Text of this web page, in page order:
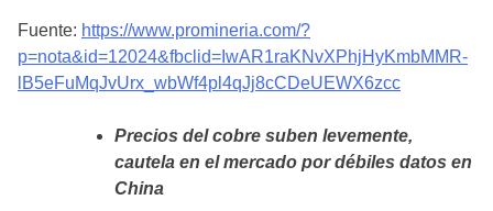
Fuente: https://www.promineria.com/?
p=nota&id=12024&fbclid=IwAR1raKNvXPhjHyKmbMMR-
lB5eFuMqJvUrx_wbWf4pl4qJj8cCDeUEWX6zcc
Precios del cobre suben levemente,
cautela en el mercado por débiles datos en
China